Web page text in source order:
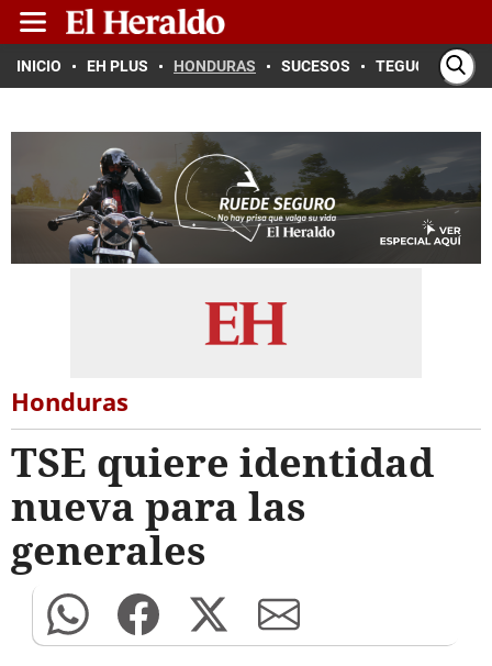
INICIO EH PLUS HONDURAS SUCESOS TEGUCIGALPA
Honduras
TSE quiere identidad
nueva para las
generales